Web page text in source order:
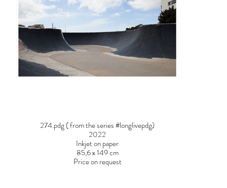
274.pdg ( from the series #longlivepdg)
2022
Inkjet on paper
85,6 x 149 cm
Price on request